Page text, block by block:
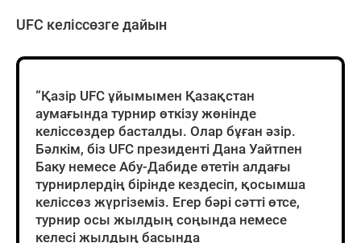
UFC келіссөзге дайын
“Қазір UFC ұйымымен Қазақстан
аумағында турнир өткізу жөнінде
келіссөздер басталды. Олар бұған әзір.
Бәлкім, біз UFC президенті Дана Уайтпен
Баку немесе Абу-Дабиде өтетін алдағы
турнирлердің бірінде кездесіп, қосымша
келіссөз жүргіземіз. Егер бәрі сәтті өтсе,
турнир осы жылдың соңында немесе
келесі жылдың басында